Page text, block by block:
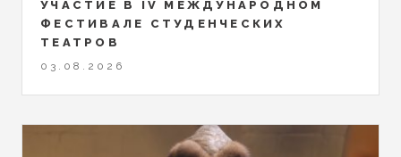
УЧАСТИЕ В IV МЕЖДУНАРОДНОМ
ФЕСТИВАЛЕ СТУДЕНЧЕСКИХ
ТЕАТРОВ
03.08.2026